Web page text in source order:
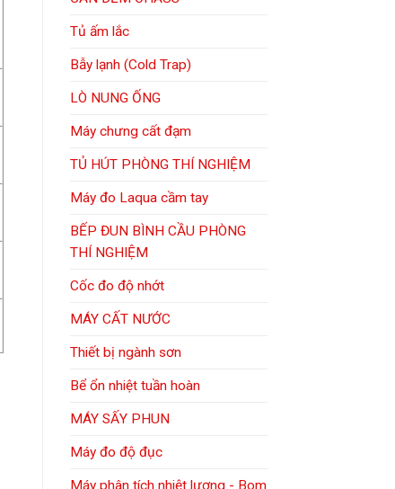
Tủ ấm lắc
Bẫy lạnh (Cold Trap)
LÒ NUNG ỐNG
Máy chưng cất đạm
TỦ HÚT PHÒNG THÍ NGHIỆM
Máy đo Laqua cầm tay
BẾP ĐUN BÌNH CẦU PHÒNG
THÍ NGHIỆM
Cốc đo độ nhớt
MÁY CẤT NƯỚC
Thiết bị ngành sơn
Bể ổn nhiệt tuần hoàn
MÁY SẤY PHUN
Máy đo độ đục
Máy phân tích nhiệt lượng - Bom